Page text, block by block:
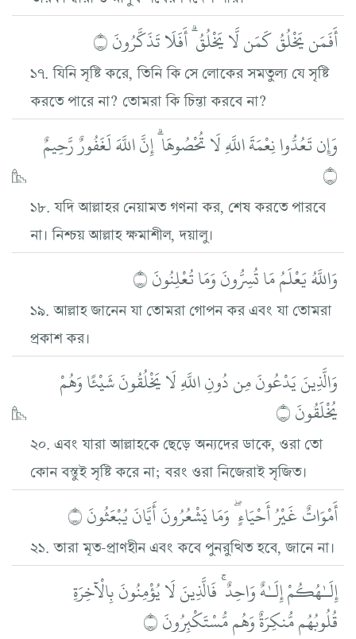
أَفَمَن يَخْلُقُ كَمَن لَّا يَخْلُقُ ۗ أَفَلَا تَذَكَّرُونَ ۝
১৭. যিনি সৃষ্টি করে, তিনি কি সে লোকের সমতুল্য যে সৃষ্টি
করতে পারে না? তোমরা কি চিন্তা করবে না?
وَإِن تَعُدُّوا نِعْمَةَ اللَّهِ لَا تُحْصُوهَا ۗ إِنَّ اللَّهَ لَغَفُورٌ رَّحِيمٌ
۝
১৮. যদি আল্লাহর নেয়ামত গণনা কর, শেষ করতে পারবে
না। নিশ্চয় আল্লাহ ক্ষমাশীল, দয়ালু।
وَاللَّهُ يَعْلَمُ مَا تُسِرُّونَ وَمَا تُعْلِنُونَ ۝
১৯. আল্লাহ জানেন যা তোমরা গোপন কর এবং যা তোমরা
প্রকাশ কর।
وَالَّذِينَ يَدْعُونَ مِن دُونِ اللَّهِ لَا يَخْلُقُونَ شَيْئًا وَهُمْ
يُخْلَقُونَ ۝
২০. এবং যারা আল্লাহকে ছেড়ে অন্যদের ডাকে, ওরা তো
কোন বস্তুই সৃষ্টি করে না; বরং ওরা নিজেরাই সৃজিত।
أَمْوَاتٌ غَيْرُ أَحْيَاءٍ ۖ وَمَا يَشْعُرُونَ أَيَّانَ يُبْعَثُونَ ۝
২১. তারা মৃত-প্রাণহীন এবং কবে পুনরুত্থিত হবে, জানে না।
إِلَـٰهُكُمْ إِلَـٰهٌ وَاحِدٌ ۚ فَالَّذِينَ لَا يُؤْمِنُونَ بِالْآخِرَةِ
قُلُوبُهُم مُّنكِرَةٌ وَهُم مُّسْتَكْبِرُونَ ۝